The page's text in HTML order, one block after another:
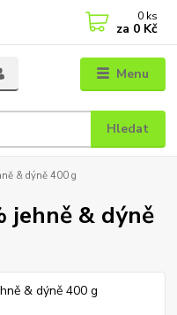
Menu
Hledat
0 ks
za 0 Kč
& dýně 400 g
jehně & dýně